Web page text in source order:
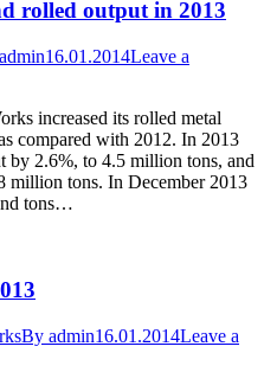
rolled output in 2013
admin16.01.2014Leave a
increased its rolled metal
compared with 2012. In 2013
by 2.6%, to 4.5 million tons, and
million tons. In December 2013
tons…
By admin16.01.2014Leave a